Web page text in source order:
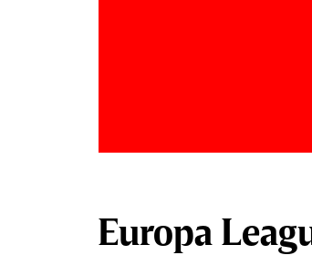
Europa